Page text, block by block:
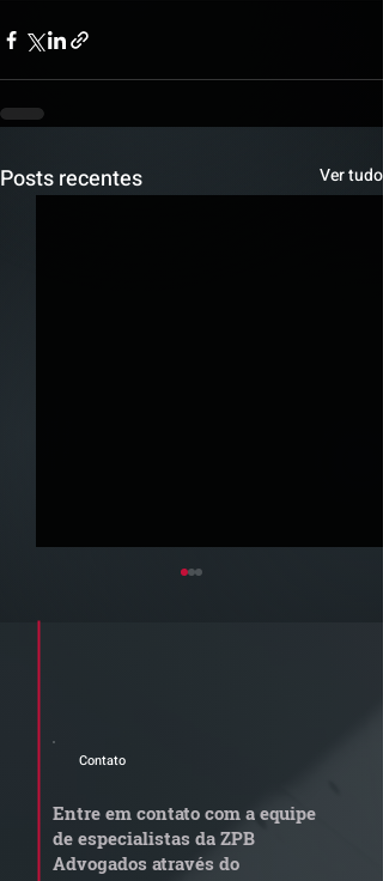
Posts recentes Ver tudo
STJ admite
por penosidade e acende
alerta para
Contato
Entre em contato com a equipe
de especialistas da ZPB
Advogados através do